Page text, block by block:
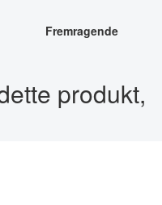
Fremragende
produkt,